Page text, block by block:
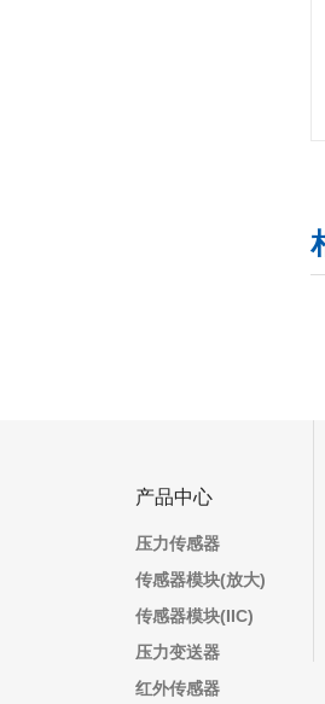
产品中心
压力传感器
传感器模块(放大)
传感器模块(IIC)
压力变送器
红外传感器